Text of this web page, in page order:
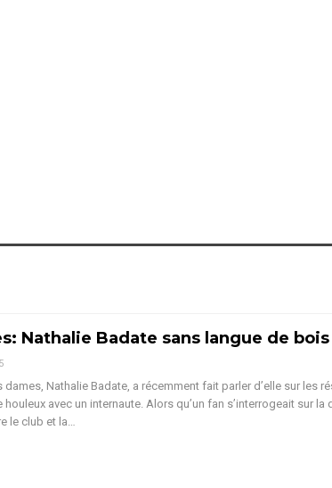
Nathalie Badate sans langue de bois
Nathalie Badate, a récemment fait parler d’elle sur les
avec un internaute. Alors qu’un fan s’interrogeait sur la
le club et la…